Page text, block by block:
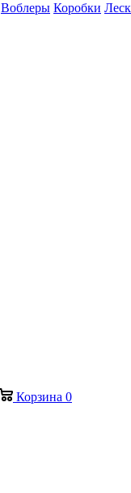
Воблеры Коробки
Корзина 0